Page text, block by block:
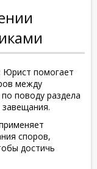
Юрист помогает
между
поводу раздела
споров,
достичь